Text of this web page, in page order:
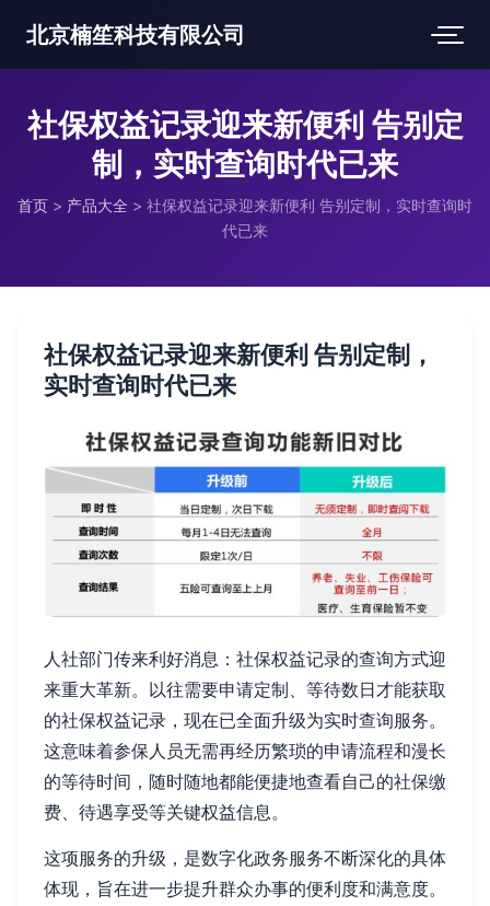
北京楠笙科技有限公司
社保权益记录迎来新便利 告别定
制，实时查询时代已来
首页 > 产品大全 > 社保权益记录迎来新便利 告别定制，实时查询时
代已来
社保权益记录迎来新便利 告别定制，
实时查询时代已来
人社部门传来利好消息：社保权益记录的查询方式迎
来重大革新。以往需要申请定制、等待数日才能获取
的社保权益记录，现在已全面升级为实时查询服务。
这意味着参保人员无需再经历繁琐的申请流程和漫长
的等待时间，随时随地都能便捷地查看自己的社保缴
费、待遇享受等关键权益信息。
这项服务的升级，是数字化政务服务不断深化的具体
体现，旨在进一步提升群众办事的便利度和满意度。